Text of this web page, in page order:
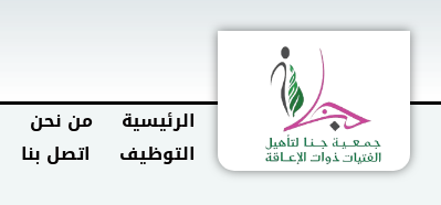
الرئيسية من نحن
التوظيف
اتصل بنا